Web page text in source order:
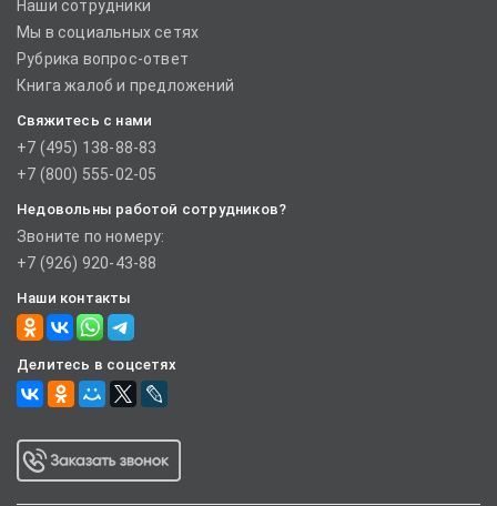
Наши сотрудники
Мы в социальных сетях
Рубрика вопрос-ответ
Книга жалоб и предложений
Свяжитесь с нами
+7 (495) 138-88-83
+7 (800) 555-02-05
Недовольны работой сотрудников?
Звоните по номеру:
+7 (926) 920-43-88
Наши контакты
Делитесь в соцсетях